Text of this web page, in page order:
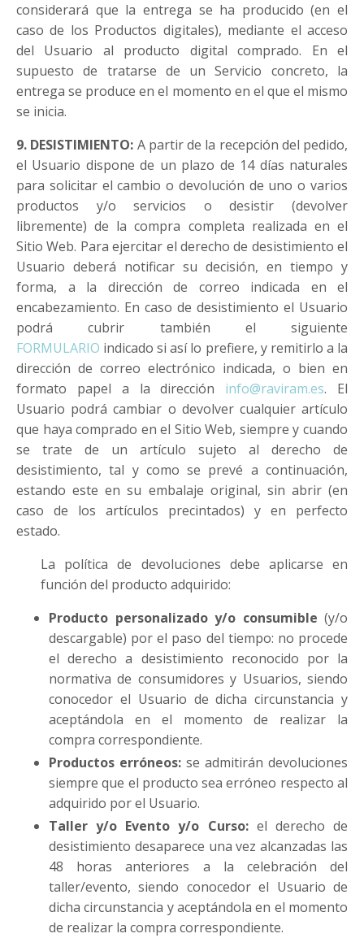
considerará que la entrega se ha producido (en el
caso de los Productos digitales), mediante el acceso
del Usuario al producto digital comprado. En el
supuesto de tratarse de un Servicio concreto, la
entrega se produce en el momento en el que el mismo
se inicia.
9. DESISTIMIENTO: A partir de la recepción del pedido,
el Usuario dispone de un plazo de 14 días naturales
para solicitar el cambio o devolución de uno o varios
productos y/o servicios o desistir (devolver
libremente) de la compra completa realizada en el
Sitio Web. Para ejercitar el derecho de desistimiento el
Usuario deberá notificar su decisión, en tiempo y
forma, a la dirección de correo indicada en el
encabezamiento. En caso de desistimiento el Usuario
podrá cubrir también el siguiente
FORMULARIO indicado si así lo prefiere, y remitirlo a la
dirección de correo electrónico indicada, o bien en
formato papel a la dirección info@raviram.es. El
Usuario podrá cambiar o devolver cualquier artículo
que haya comprado en el Sitio Web, siempre y cuando
se trate de un artículo sujeto al derecho de
desistimiento, tal y como se prevé a continuación,
estando este en su embalaje original, sin abrir (en
caso de los artículos precintados) y en perfecto
estado.
La política de devoluciones debe aplicarse en
función del producto adquirido:
Producto personalizado y/o consumible (y/o
descargable) por el paso del tiempo: no procede
el derecho a desistimiento reconocido por la
normativa de consumidores y Usuarios, siendo
conocedor el Usuario de dicha circunstancia y
aceptándola en el momento de realizar la
compra correspondiente.
Productos erróneos: se admitirán devoluciones
siempre que el producto sea erróneo respecto al
adquirido por el Usuario.
Taller y/o Evento y/o Curso:el derecho de
desistimiento desaparece una vez alcanzadas las
48 horas anteriores a la celebración del
taller/evento, siendo conocedor el Usuario de
dicha circunstancia y aceptándola en el momento
de realizar la compra correspondiente.